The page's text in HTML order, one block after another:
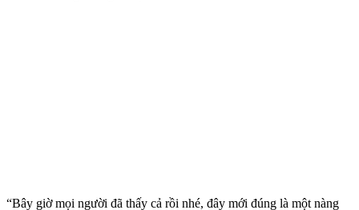
“Bây giờ mọi người đã thấy cả rồi nhé, đây mới đúng là một nàng